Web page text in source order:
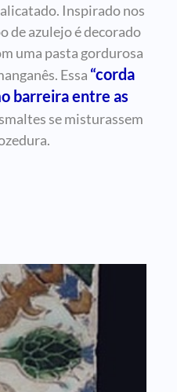
Inspirado nos
de azulejo é decorado
uma pasta gordurosa
Essa “corda
barreira entre as
se misturassem